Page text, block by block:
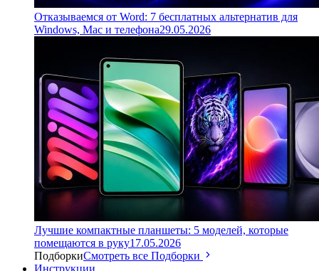
Отказываемся от Word: 7 бесплатных альтернатив для
Windows, Mac и телефона29.05.2026
Лучшие компактные планшеты: 5 моделей, которые
помещаются в руку17.05.2026
ПодборкиСмотреть все Подборки